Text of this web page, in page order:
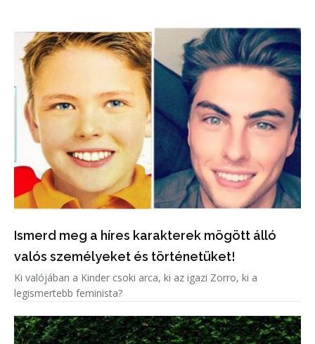
Ismerd meg a híres karakterek mögött álló
valós személyeket és történetüket!
Ki valójában a Kinder csoki arca, ki az igazi Zorro, ki a
legismertebb feminista?